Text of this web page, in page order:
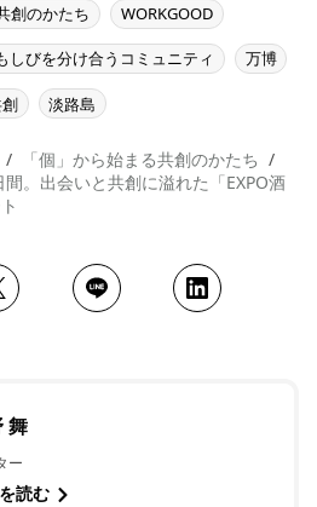
創のかたち WORKGOOD
しびを分け合うコミュニティ 万博
淡路島
「個」から始まる共創のかたち
。出会いと共創に溢れた「EXPO酒
舞
ー
読む